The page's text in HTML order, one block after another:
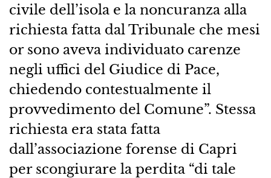
civile dell’isola e la noncuranza alla
richiesta fatta dal Tribunale che mesi
or sono aveva individuato carenze
negli uffici del Giudice di Pace,
chiedendo contestualmente il
provvedimento del Comune”. Stessa
richiesta era stata fatta
dall’associazione forense di Capri
per scongiurare la perdita “di tale